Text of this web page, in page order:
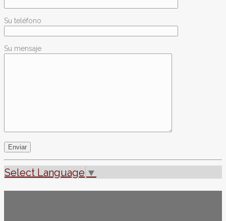
Su teléfono
Su mensaje
Select Language ▼